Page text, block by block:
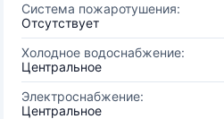
Система пожаротушения:
Отсутствует
Холодное водоснабжение:
Центральное
Электроснабжение:
Центральное